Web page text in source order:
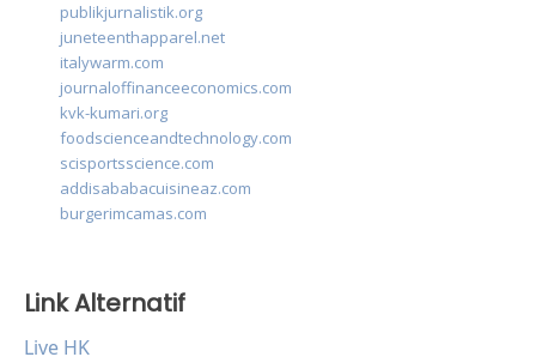
publikjurnalistik.org
juneteenthapparel.net
italywarm.com
journaloffinanceeconomics.com
kvk-kumari.org
foodscienceandtechnology.com
scisportsscience.com
addisababacuisineaz.com
burgerimcamas.com
Link Alternatif
Live HK